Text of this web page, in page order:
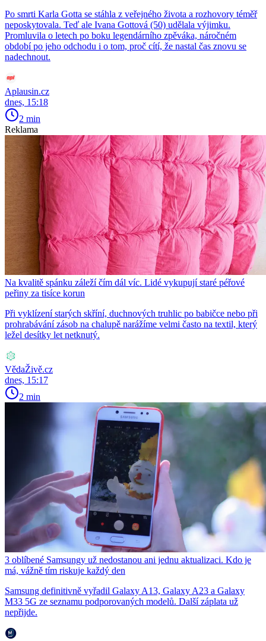
Po smrti Karla Gotta se stáhla z veřejného života a rozhovory téměř
neposkytovala. Teď ale Ivana Gottová (50) udělala výjimku.
Promluvila o letech po boku legendárního zpěváka, náročném
období po jeho odchodu i o tom, proč cítí, že nastal čas znovu se
nadechnout.
Aplausin.cz
dnes, 15:18
2 min
Reklama
Na kvalitě spánku záleží čím dál víc. Lidé vykupují staré péřové
peřiny za tisíce korun
Při vyklízení starých skříní, duchnových truhlic po babičce nebo při
prohrabávání zásob na chalupě narážíme velmi často na textil, který
ležel desítky let netknutý.
VědaŽivě.cz
dnes, 15:17
2 min
3 oblíbené Samsungy už nedostanou ani jednu aktualizaci. Kdo je
má, vážně tím riskuje každý den
Samsung definitivně vyřadil Galaxy A13, Galaxy A23 a Galaxy
M33 5G ze seznamu podporovaných modelů. Další záplata už
nepřijde.